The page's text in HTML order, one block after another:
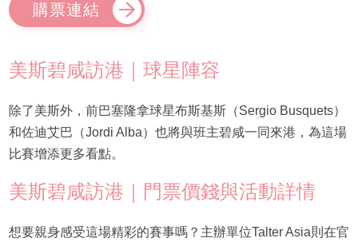
購票連結
美斯碧咸訪港｜球星陣容
除了美斯外，前巴塞隆拿球星布斯基斯（Sergio Busquets）
和佐迪艾巴（Jordi Alba）也將與班主碧咸一同來港，為這場
比賽增添更多看點。
美斯碧咸訪港｜門票價錢與活動詳情
想要親身感受這場精彩的賽事嗎？主辦單位Talter Asia則在官